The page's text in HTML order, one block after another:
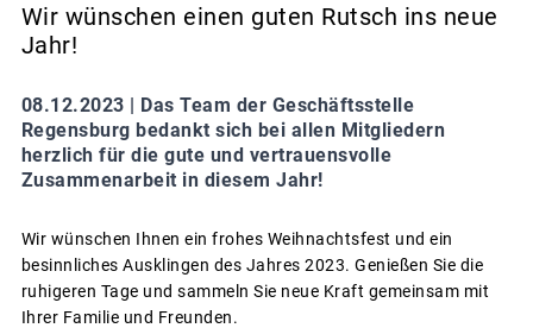
Wir wünschen einen guten Rutsch ins neue
Jahr!
08.12.2023 | Das Team der Geschäftsstelle
Regensburg bedankt sich bei allen Mitgliedern
herzlich für die gute und vertrauensvolle
Zusammenarbeit in diesem Jahr!
Wir wünschen Ihnen ein frohes Weihnachtsfest und ein
besinnliches Ausklingen des Jahres 2023. Genießen Sie die
ruhigeren Tage und sammeln Sie neue Kraft gemeinsam mit
Ihrer Familie und Freunden.